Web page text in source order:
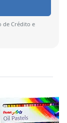
de Crédito e